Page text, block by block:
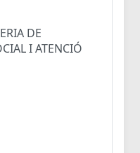
DE
I ATENCIÓ